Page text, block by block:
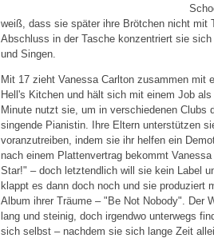
weiß, dass sie später ihre Brötchen nicht mit
Abschluss in der Tasche konzentriert sie
und Singen.
Mit 17 zieht Vanessa Carlton zusammen mit
Hell's Kitchen und hält sich mit einem Job
Minute nutzt sie, um in verschiedenen Clubs
singende Pianistin. Ihre Eltern unterstützen
voranzutreiben, indem sie ihr helfen ein
nach einem Plattenvertrag bekommt
Star!" – doch letztendlich will sie kein Label
klappt es dann doch noch und sie produziert
Album ihrer Träume – "Be Not Nobody". Der
lang und steinig, doch irgendwo unterwegs
sich selbst – nachdem sie sich lange Zeit